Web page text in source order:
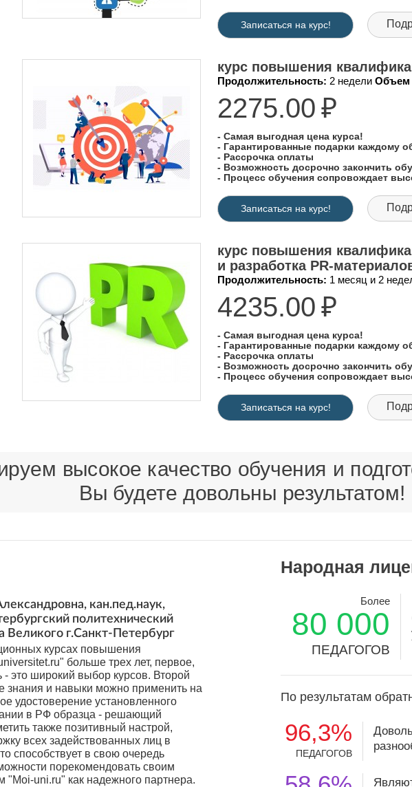
Записаться на курс!
курс повышения
Продолжительность: 2 недели Объем
2275.00 ₽
- Самая выгодная цена курса!
- Гарантированные подарки каждому
- Рассрочка оплаты
- Возможность досрочно закончить
- Процесс обучения сопровождает
Записаться на курс!
курс повышения
и разработка PR-
Продолжительность: 1 месяц и 2
4235.00 ₽
- Самая выгодная цена курса!
- Гарантированные подарки каждому
- Рассрочка оплаты
- Возможность досрочно закончить
- Процесс обучения сопровождает
Записаться на курс!
высокое качество обучения и
Вы будете довольны результатом!
кан.пед.наук,
политехнический
Великого г.Санкт-Петербург
курсах повышения
больше трех лет, первое,
- это широкий выбор курсов. Второй
знания и навыки можно применить на
удостоверение установленного
в РФ образца - решающий
также позитивный настрой,
всех задействованных лиц в
способствует в свою очередь
порекомендовать своим
"Moi-uni.ru" как надежного партнера.
Народная
Более
80 000
ПЕДАГОГОВ
По результатам
96,3%
ПЕДАГОГОВ